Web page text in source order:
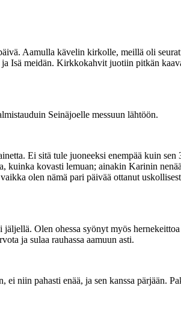
Aamulla kävelin kirkolle, meillä oli
Isä meidän. Kirkkokahvit juotiin pitkän
Seinäjoelle messuun lähtöön.
Ei sitä tule juoneeksi enempää kuin sen
kuinka kovasti lemuan; ainakin Karinin
olen nämä pari päivää ottanut
Olen ohessa syönyt myös
ja sulaa rauhassa aamuun asti.
niin pahasti enää, ja sen kanssa pärjään.